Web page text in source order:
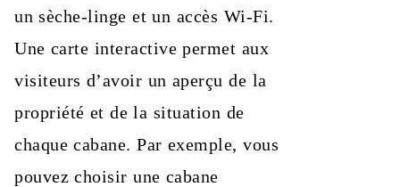
un sèche-linge et un accès Wi-Fi.
Une carte interactive permet aux
visiteurs d’avoir un aperçu de la
propriété et de la situation de
chaque cabane. Par exemple, vous
pouvez choisir une cabane